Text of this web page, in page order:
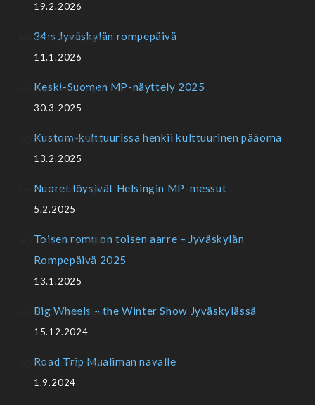
19.2.2026
34:s Jyväskylän rompepäivä
11.1.2026
Keski-Suomen MP-näyttely 2025
30.3.2025
Kustom-kulttuurissa henkii kulttuurinen pääoma
13.2.2025
Nuoret löysivät Helsingin MP-messut
5.2.2025
Toisen romu on toisen aarre – Jyväskylän
Rompepäivä 2025
13.1.2025
Big Wheels – the Winter Show Jyväskylässä
15.12.2024
Road Trip Mualiman navalle
1.9.2024